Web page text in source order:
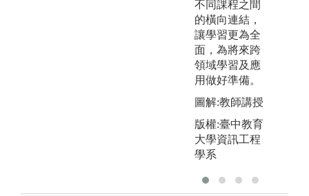
不同課程之間
的橫向連結，
讓學習更為全
面，為將來跨
領域學習及應
用做好準備。
圖解:教師講授
版權:臺中教育
大學資訊工程
學系